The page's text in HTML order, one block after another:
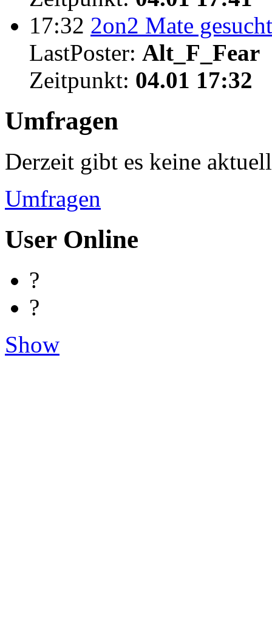
17:32 2on2 Mate gesucht
LastPoster: Alt_F_Fear
Zeitpunkt: 04.01 17:32
Umfragen
Derzeit gibt es keine
Umfragen
User Online
?
?
Show